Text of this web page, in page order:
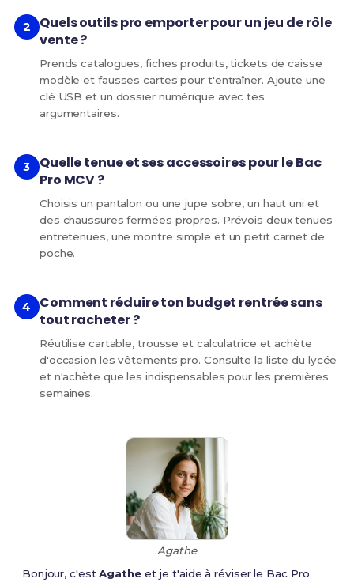
Quels outils pro emporter pour un jeu de rôle
vente ?
Prends catalogues, fiches produits, tickets de caisse
modèle et fausses cartes pour t'entraîner. Ajoute une
clé USB et un dossier numérique avec tes
argumentaires.
Quelle tenue et ses accessoires pour le Bac
Pro MCV ?
Choisis un pantalon ou une jupe sobre, un haut uni et
des chaussures fermées propres. Prévois deux tenues
entretenues, une montre simple et un petit carnet de
poche.
Comment réduire ton budget rentrée sans
tout racheter ?
Réutilise cartable, trousse et calculatrice et achète
d'occasion les vêtements pro. Consulte la liste du lycée
et n'achète que les indispensables pour les premières
semaines.
Agathe
Bonjour, c'estAgatheet je t'aide à réviser le Bac Pro